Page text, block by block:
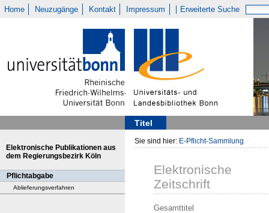
Home Neuzugänge Kontakt Impressum Erweiterte Suche
Titel
Elektronische Publikationen aus
dem Regierungsbezirk Köln
Pflichtabgabe
Ablieferungsverfahren
Sie sind hier: E-Pflicht-Sammlung
Elektronische
Zeitschrift
Gesamttitel